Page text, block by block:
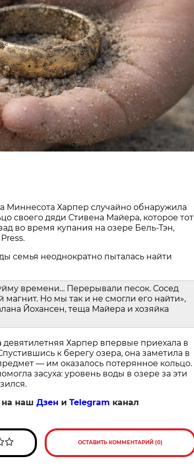
Миннесота Харпер случайно обнаружила
своего дяди Стивена Майера, которое тот
во время купания на озере Бель-Тэн,
семья неоднократно пыталась найти
времени… Перерывали песок. Сосед
Но мы так и не смогли его найти»,
Йохансен, теща Майера и хозяйка
девятилетняя Харпер впервые приехала в
к берегу озера, она заметила в
— им оказалось потерянное кольцо.
засуха: уровень воды в озере за эти
на наш Дзен и Telegram канал
ОСТАВИТЬ КОММЕНТАРИЙ (0)